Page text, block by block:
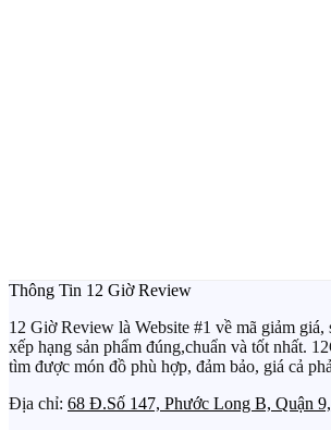
Thông Tin 12 Giờ Review
12 Giờ Review là Website #1 về mã giảm giá,
xếp hạng sản phẩm đúng,chuẩn và tốt nhất.
tìm được món đồ phù hợp, đảm bảo, giá cả
Địa chỉ: 68 Đ.Số 147, Phước Long B, Quận